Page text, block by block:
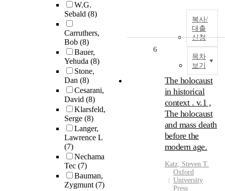
W.G.
Sebald (8)
Carruthers,
Bob (8)
Bauer,
Yehuda (8)
Stone,
Dan (8)
Cesarani,
David (8)
Klarsfeld,
Serge (8)
Langer,
Lawrence L
(7)
Nechama
Tec (7)
Bauman,
Zygmunt(7)
복사/
대출
신청
목차
보기
6
The holocaust
in historical
context . v.1 ,
The holocaust
and mass death
before the
modern age.
Katz, Steven T.
Oxford
University
Press